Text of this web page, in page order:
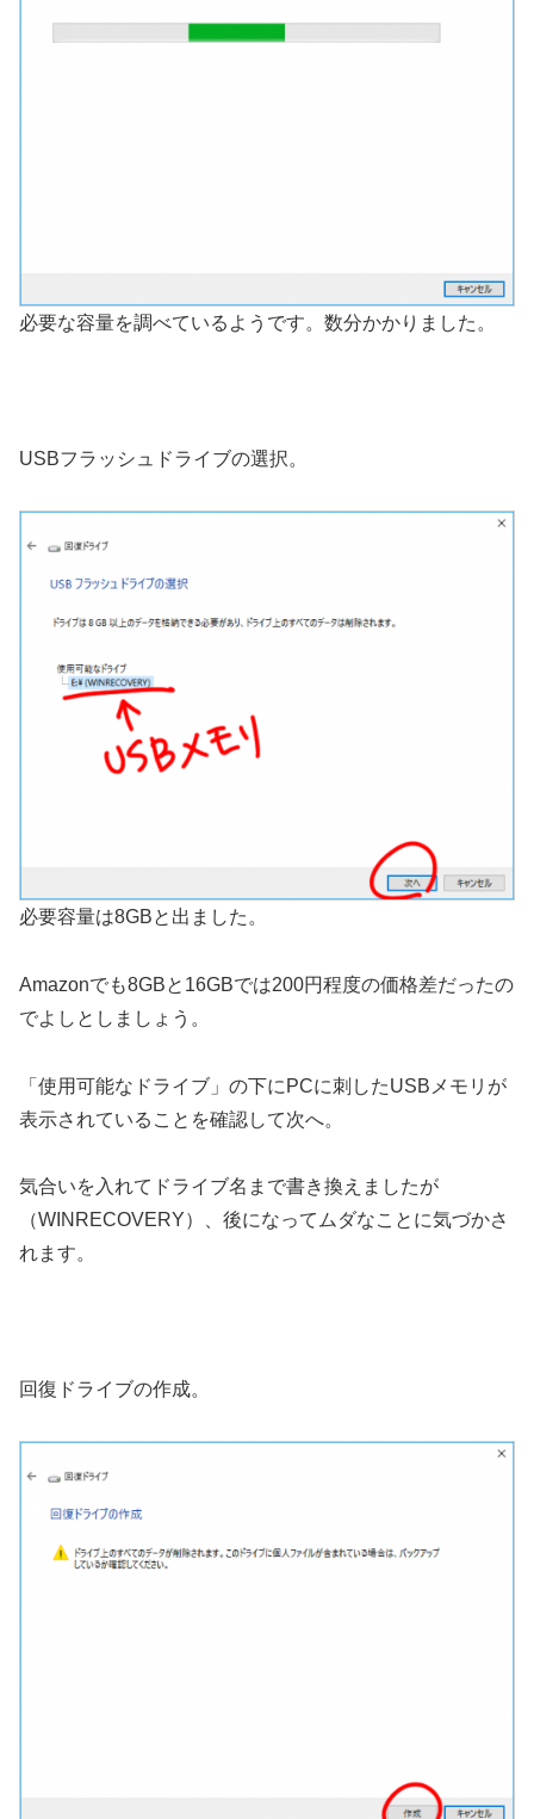
必要な容量を調べているようです。数分かかりました。
USBフラッシュドライブの選択。
必要容量は8GBと出ました。
Amazonでも8GBと16GBでは200円程度の価格差だったの
でよしとしましょう。
「使用可能なドライブ」の下にPCに刺したUSBメモリが
表示されていることを確認して次へ。
気合いを入れてドライブ名まで書き換えましたが
（WINRECOVERY）、後になってムダなことに気づかさ
れます。
回復ドライブの作成。